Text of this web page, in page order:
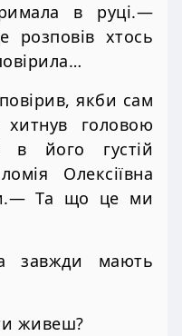
в руці.—
хтось
якби сам
головою
в його густій
Олексіївна
Та що це ми
завжди мають
живеш?